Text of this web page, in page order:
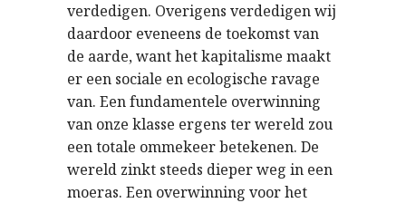
verdedigen. Overigens verdedigen wij
daardoor eveneens de toekomst van
de aarde, want het kapitalisme maakt
er een sociale en ecologische ravage
van. Een fundamentele overwinning
van onze klasse ergens ter wereld zou
een totale ommekeer betekenen. De
wereld zinkt steeds dieper weg in een
moeras. Een overwinning voor het